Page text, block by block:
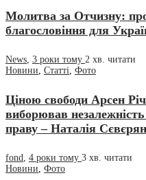
Молитва за Отчизну:
благословіння для
News, 3 роки тому 2 хв. читати
Новини, Статті, Фото
Ціною свободи Арсен
виборював
праву – Наталія
fond, 4 роки тому 3 хв. читати
Новини, Фото